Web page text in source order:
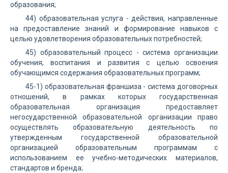
образования;
44) образовательная услуга - действия, направленные
на предоставление знаний и формирование навыков с
целью удовлетворения образовательных потребностей;
45) образовательный процесс - система организации
обучения, воспитания и развития с целью освоения
обучающимся содержания образовательных программ;
45-1) образовательная франшиза - система договорных
отношений, в рамках которых государственная
образовательная организация предоставляет
негосударственной образовательной организации право
осуществлять образовательную деятельность по
утвержденным государственной образовательной
организацией образовательным программам с
использованием ее учебно-методических материалов,
стандартов и бренда;